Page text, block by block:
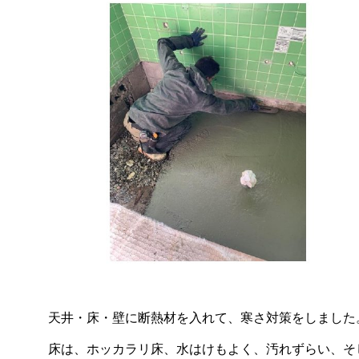
天井・床・壁に断熱材を入れて、寒さ対策をしました
床は、ホッカラリ床、水はけもよく、汚れずらい、